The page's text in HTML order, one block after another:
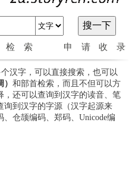
检索 申请收录
汉字，可以直接搜索，也可以
和部首检索，而且不但可以方
还可以查询到汉字的读音、笔
询到汉字的字源（汉字起源来
仓颉编码、郑码、Unicode编